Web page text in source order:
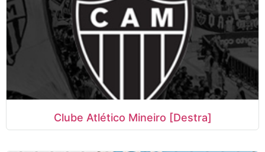
Clube Atlético Mineiro [Destra]